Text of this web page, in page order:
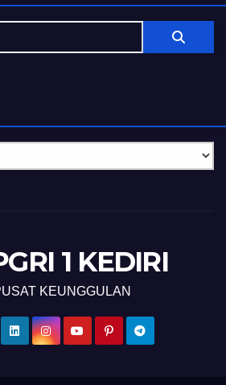
1 KEDIRI
KEUNGGULAN